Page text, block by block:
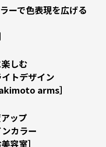
ーで色表現を広げる
しむ
トデザイン
arms］
ップ
カラー
容室］